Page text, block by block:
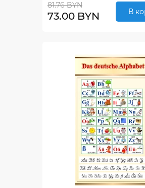
81.76 BYN
73.00 BYN В